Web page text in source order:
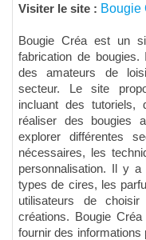
Visiter le site : Bougie
Bougie Créa est un
fabrication de
des amateurs de
secteur. Le site
incluant des
réaliser des bougies
explorer différentes
nécessaires, les
personnalisation. Il y
types de cires, les
utilisateurs de
créations. Bougie
fournir des informations